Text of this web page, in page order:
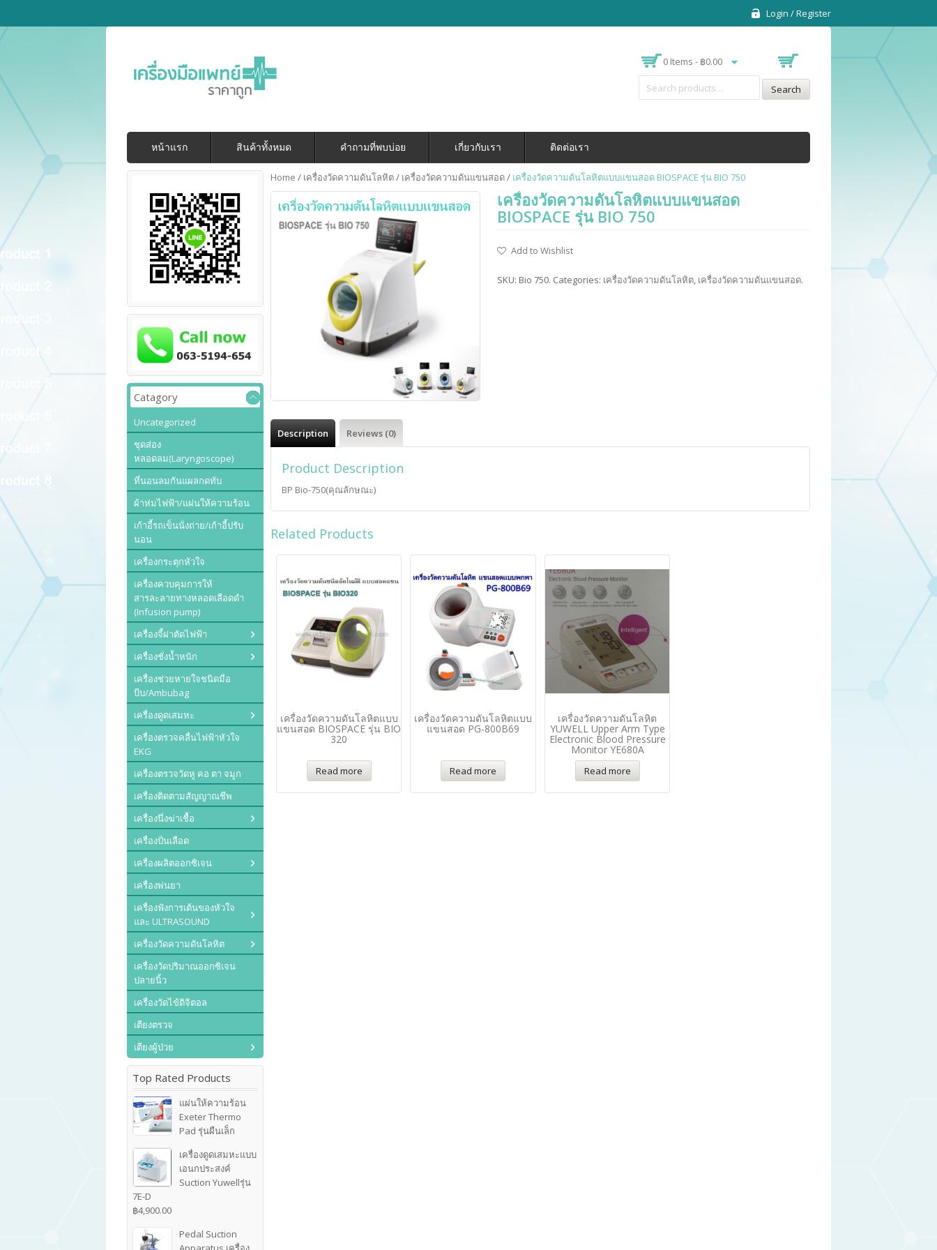
Login / Register
0 Items - ฿0.00
Search
หน้าแรก สินค้าทั้งหมด คำถามที่พบบ่อย เกี่ยวกับเรา ติดต่อเรา
Home / เครื่องวัดความดันโลหิต/ เครื่องวัดความดันแขนสอด/ เครื่องวัดความดันโลหิตแบบแขนสอด BIOSPACE รุ่น BIO 750
เครื่องวัดความดันโลหิตแบบแขนสอด
BIOSPACE รุ่น BIO 750
Add to Wishlist
SKU: Bio 750. Categories: เครื่องวัดความดันโลหิต, เครื่องวัดความดันแขนสอด.
Description Reviews (0)
Product Description
BP Bio-750(คุณลักษณะ)
Related Products
เครื่องวัดความดันโลหิตแบบ
แขนสอด BIOSPACE รุ่น BIO
320
Read more
เครื่องวัดความดันโลหิตแบบ
แขนสอด PG-800B69
Read more
เครื่องวัดความดันโลหิต
YUWELL Upper Arm Type
Electronic Blood Pressure
Monitor YE680A
Read more
Catagory
Uncategorized
ชุดส่อง
หลอดลม(Laryngoscope)
ที่นอนลมกันแผลกดทับ
ผ้าห่มไฟฟ้า/แผ่นให้ความร้อน
เก้าอี้รถเข็นนั่งถ่าย/เก้าอี้ปรับ
นอน
เครื่องกระตุกหัวใจ
เครื่องควบคุมการให้
สารละลายทางหลอดเลือดดำ
(Infusion pump)
เครื่องจี้ผ่าตัดไฟฟ้า
เครื่องชั่งน้ำหนัก
เครื่องช่วยหายใจชนิดมือ
บีบ/Ambubag
เครื่องดูดเสมหะ
เครื่องตรวจคลื่นไฟฟ้าหัวใจ
EKG
เครื่องตรวจวัดหู คอ ตา จมูก
เครื่องติดตามสัญญาณชีพ
เครื่องนึ่งฆ่าเชื้อ
เครื่องปั่นเลือด
เครื่องผลิตออกซิเจน
เครื่องพ่นยา
เครื่องฟังการเต้นของหัวใจ
และ ULTRASOUND
เครื่องวัดความดันโลหิต
เครื่องวัดปริมาณออกซิเจน
ปลายนิ้ว
เครื่องวัดไข้ดิจิตอล
เตียงตรวจ
เตียงผู้ป่วย
Top Rated Products
แผ่นให้ความร้อน
Exeter Thermo
Pad รุ่นผืนเล็ก
เครื่องดูดเสมหะแบบ
เอนกประสงค์
Suction Yuwellรุ่น
7E-D
฿4,900.00
Pedal Suction